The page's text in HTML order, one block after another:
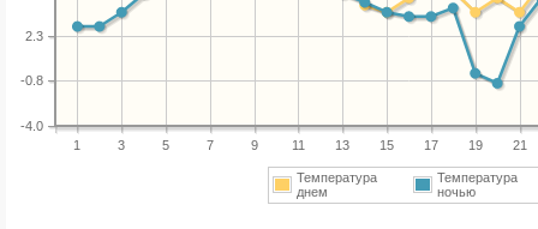
1 3 5 7 9 11 13 15 17 19 21
-4.0
-0.8
2.3
Температура
днем
Температура
ночью